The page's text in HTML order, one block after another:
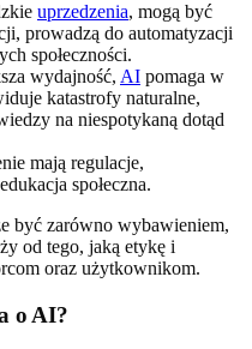
uprzedzenia, mogą być
prowadzą do automatyzacji
społeczności.
wydajność, AI pomaga w
katastrofy naturalne,
na niespotykaną dotąd
mają regulacje,
społeczna.
być zarówno wybawieniem,
od tego, jaką etykę i
oraz użytkownikom.
o AI?